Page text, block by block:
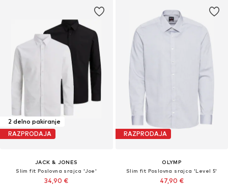
2 delno pakiranje
RAZPRODAJA
JACK & JONES
Slim fit Poslovna srajca 'Joe'
34,90 €
RAZPRODAJA
OLYMP
Slim fit Poslovna srajca 'Level 5'
47,90 €